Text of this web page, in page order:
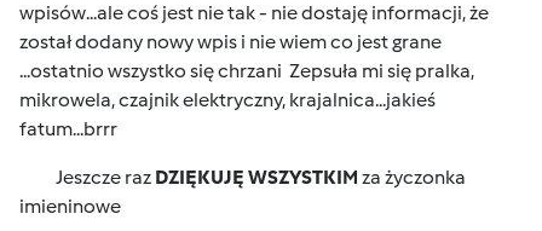
wpisów...ale coś jest nie tak - nie dostaję informacji, że
został dodany nowy wpis i nie wiem co jest grane
...ostatnio wszystko się chrzani Zepsuła mi się pralka,
mikrowela, czajnik elektryczny, krajalnica...jakieś
fatum...brrr
Jeszcze raz DZIĘKUJĘ WSZYSTKIM za życzonka
imieninowe